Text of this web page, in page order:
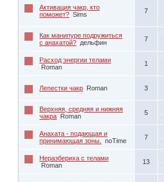
Активация чакр, кто
поможет? Sims 7
Как манипуре подружиться
с анахатой? дельфин 7
Расход энергии телами
Roman
1
Лепестки чакр Roman 3
Верхняя, средняя и нижняя
чакра Roman 5
Анахата - подающая и
принимающая зоны.
noTime 7
Неразбериха с телами
Roman
13